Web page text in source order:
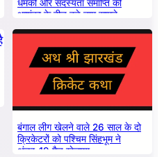
धमकी और सदस्यता समाप्ति की
आशंका के बीच बड़े नाम सामने
बंगाल लीग खेलने वाले 26 साल के दो
क्रिकेटरों को पश्चिम सिंहभूम ने
अंडर-19 मैच खेलाया